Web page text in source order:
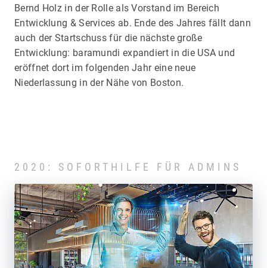
Bernd Holz in der Rolle als Vorstand im Bereich
Entwicklung & Services ab. Ende des Jahres fällt dann
auch der Startschuss für die nächste große
Entwicklung: baramundi expandiert in die USA und
eröffnet dort im folgenden Jahr eine neue
Niederlassung in der Nähe von Boston.
2020: SOFORTHILFE FÜR ADMINS